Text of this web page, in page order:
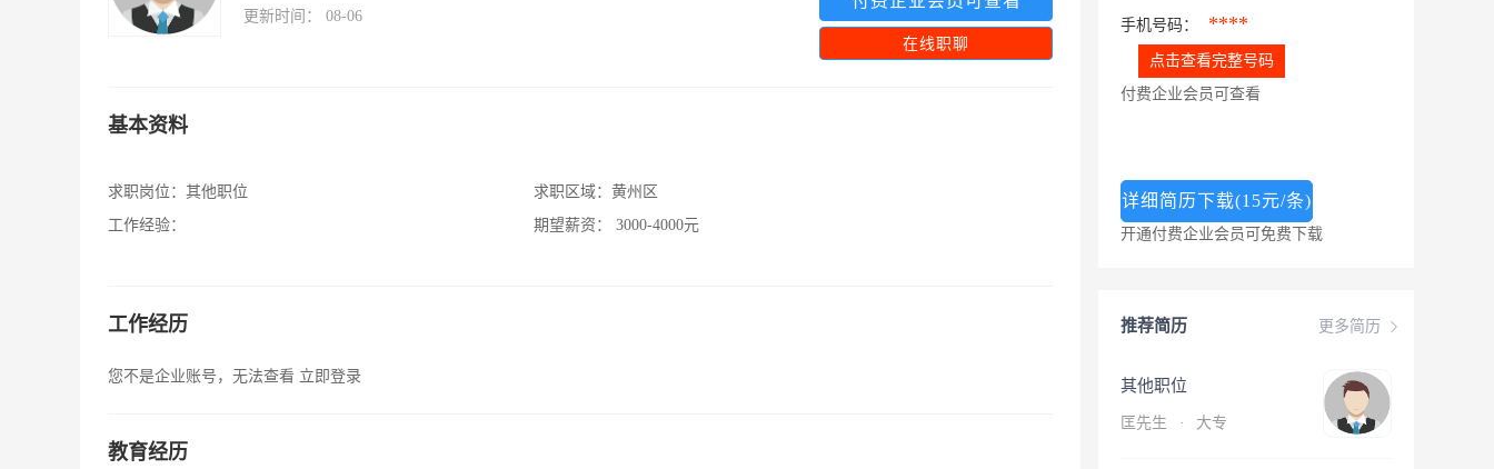
更新时间： 08-06
在线职聊
基本资料
求职岗位： 其他职位
工作经验：
求职区域： 黄州区
期望薪资：
3000-4000元
工作经历
您不是企业账号，无法查看 立即登录
教育经历
手机号码： ****
点击查看完整号码
付费企业会员可查看
详细简历下载(15元/条)
开通付费企业会员可免费下载
更多简历
推荐简历
其他职位
匡先生 · 大专